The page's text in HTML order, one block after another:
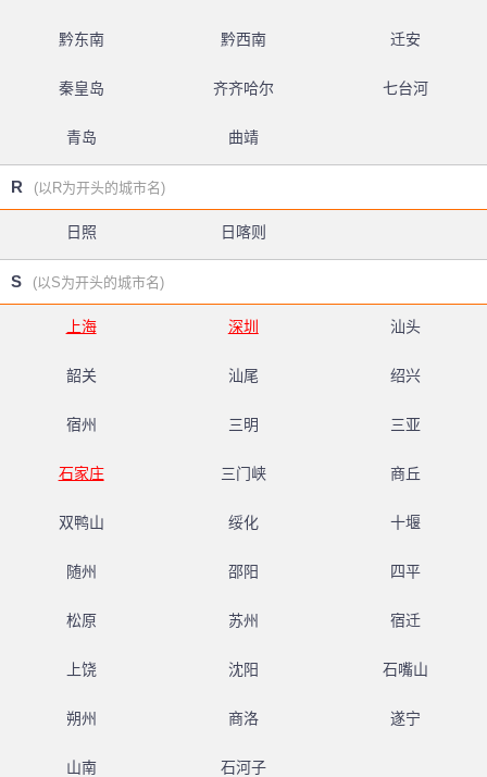
黔东南 黔西南 迁安
秦皇岛 齐齐哈尔 七台河
青岛 曲靖
R (以R为开头的城市名)
日照 日喀则
S (以S为开头的城市名)
上海 深圳 汕头
韶关 汕尾 绍兴
宿州 三明 三亚
石家庄 三门峡 商丘
双鸭山 绥化 十堰
随州 邵阳 四平
松原 苏州 宿迁
上饶 沈阳 石嘴山
朔州 商洛 遂宁
山南 石河子